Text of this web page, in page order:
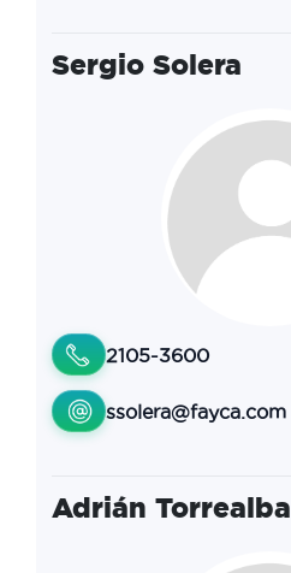
Sergio Solera
2105-3600
ssolera@fayca.com
Adrián Torrealba